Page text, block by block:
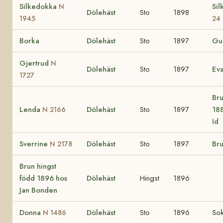
Silkedokka N
1945
Dölehäst Sto 1898
24
Borka Dölehäst Sto 1897
Gjertrud N
1727
Dölehäst Sto 1897
Lenda N 2166 Dölehäst Sto 1897
Id
Sverrine N 2178 Dölehäst Sto 1897
Brun hingst
född 1896 hos
Jan Bonden
Dölehäst Hingst 1896
Donna N 1486 Dölehäst Sto 1896